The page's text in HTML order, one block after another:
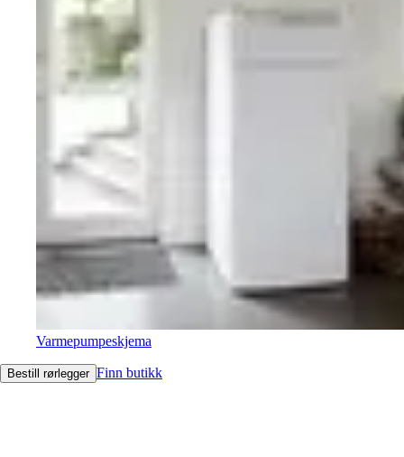
Varmepumpeskjema
Bestill rørlegger Finn butikk